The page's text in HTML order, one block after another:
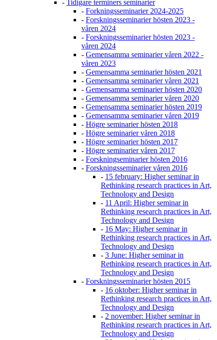
- Tidigare terminers seminarier
- Forkningsseminarier 2024-2025
- Forskningsseminarier hösten 2023 -
våren 2024
- Forskningsseminarier hösten 2023 -
våren 2024
- Gemensamma seminarier våren 2022 -
våren 2023
- Gemensamma seminarier hösten 2021
- Gemensamma seminarier våren 2021
- Gemensamma seminarier hösten 2020
- Gemensamma seminarier våren 2020
- Gemensamma seminarier hösten 2019
- Gemensamma seminarier våren 2019
- Högre seminarier hösten 2018
- Högre seminarier våren 2018
- Högre seminarier hösten 2017
- Högre seminarier våren 2017
- Forskningseminarier hösten 2016
- Forskningsseminarier våren 2016
- 15 february: Higher seminar in
Rethinking research practices in Art,
Technology and Design
- 11 April: Higher seminar in
Rethinking research practices in Art,
Technology and Design
- 16 May: Higher seminar in
Rethinking research practices in Art,
Technology and Design
- 3 June: Higher seminar in
Rethinking research practices in Art,
Technology and Design
- Forskningsseminarier hösten 2015
- 16 oktober: Higher seminar in
Rethinking research practices in Art,
Technology and Design
- 2 november: Higher seminar in
Rethinking research practices in Art,
Technology and Design